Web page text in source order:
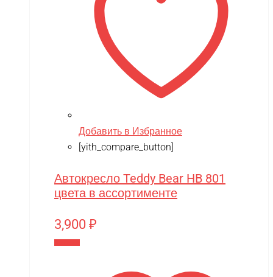
Добавить в Избранное
[yith_compare_button]
Автокресло Teddy Bear HB 801
цвета в ассортименте
3,900 ₽